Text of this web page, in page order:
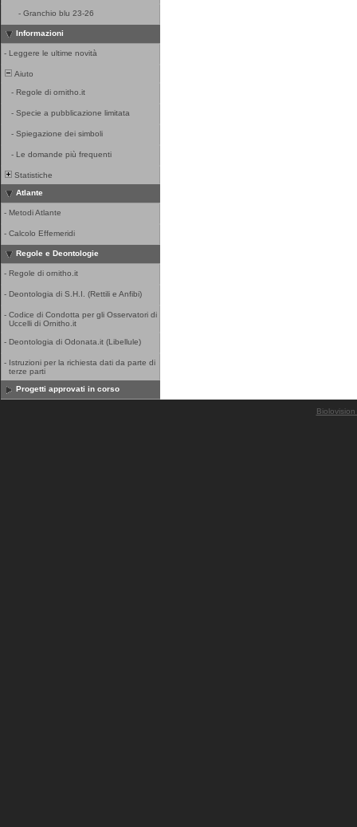
- Granchio blu 23-26
Informazioni
- Leggere le ultime novità
Aiuto
- Regole di ornitho.it
- Specie a pubblicazione limitata
- Spiegazione dei simboli
- Le domande più frequenti
Statistiche
Atlante
- Metodi Atlante
- Calcolo Effemeridi
Regole e Deontologie
- Regole di ornitho.it
- Deontologia di S.H.I. (Rettili e Anfibi)
- Codice di Condotta per gli Osservatori di
Uccelli di Ornitho.it
- Deontologia di Odonata.it (Libellule)
- Istruzioni per la richiesta dati da parte di
terze parti
Progetti approvati in corso
Biolovision